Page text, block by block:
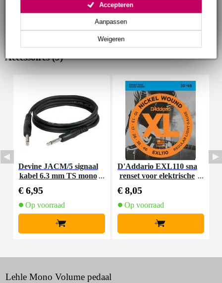
Weigeren
Aanpassen
Accepteren
Accessoires (9)
Devine JACM/5 signaal
kabel 6.3 mm TS mono
€ 6,95
Op voorraad
+
D'Addario EXL110 sna
renset voor elektrische
€ 8,05
Op voorraad
+
Lehle Mono Volume pedaal